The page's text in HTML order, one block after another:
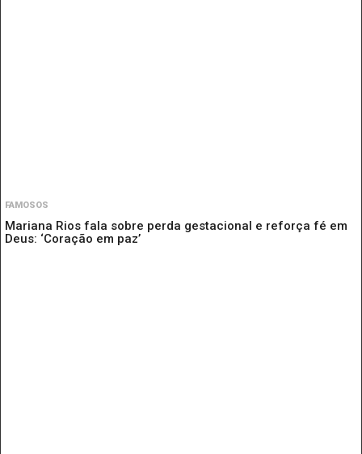
FAMOSOS
Mariana Rios fala sobre perda gestacional e reforça fé em
Deus: ‘Coração em paz’